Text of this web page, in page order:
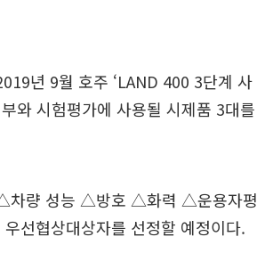
년 9월 호주 ‘LAND 400 3단계 사
와 시험평가에 사용될 시제품 3대를
△차량 성능 △방호 △화력 △운용자평
선협상대상자를 선정할 예정이다.